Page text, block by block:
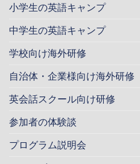
小学生の英語キャンプ
中学生の英語キャンプ
学校向け海外研修
自治体・企業様向け海外研修
英会話スクール向け研修
参加者の体験談
プログラム説明会